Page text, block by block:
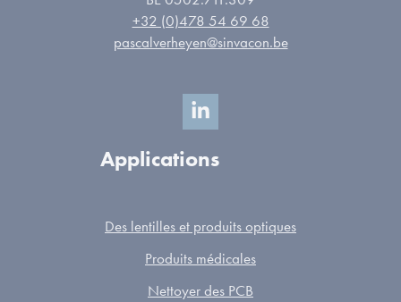
+32 (0)478 54 69 68
pascalverheyen@sinvacon.be
Applications
Des lentilles et produits optiques
Produits médicales
Nettoyer des PCB